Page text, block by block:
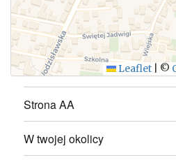
WYŚLIJ
Leaflet ©
Strona AA
W twojej okolicy